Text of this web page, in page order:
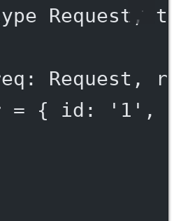
Request,
: Request ,
= { id: '1' ,